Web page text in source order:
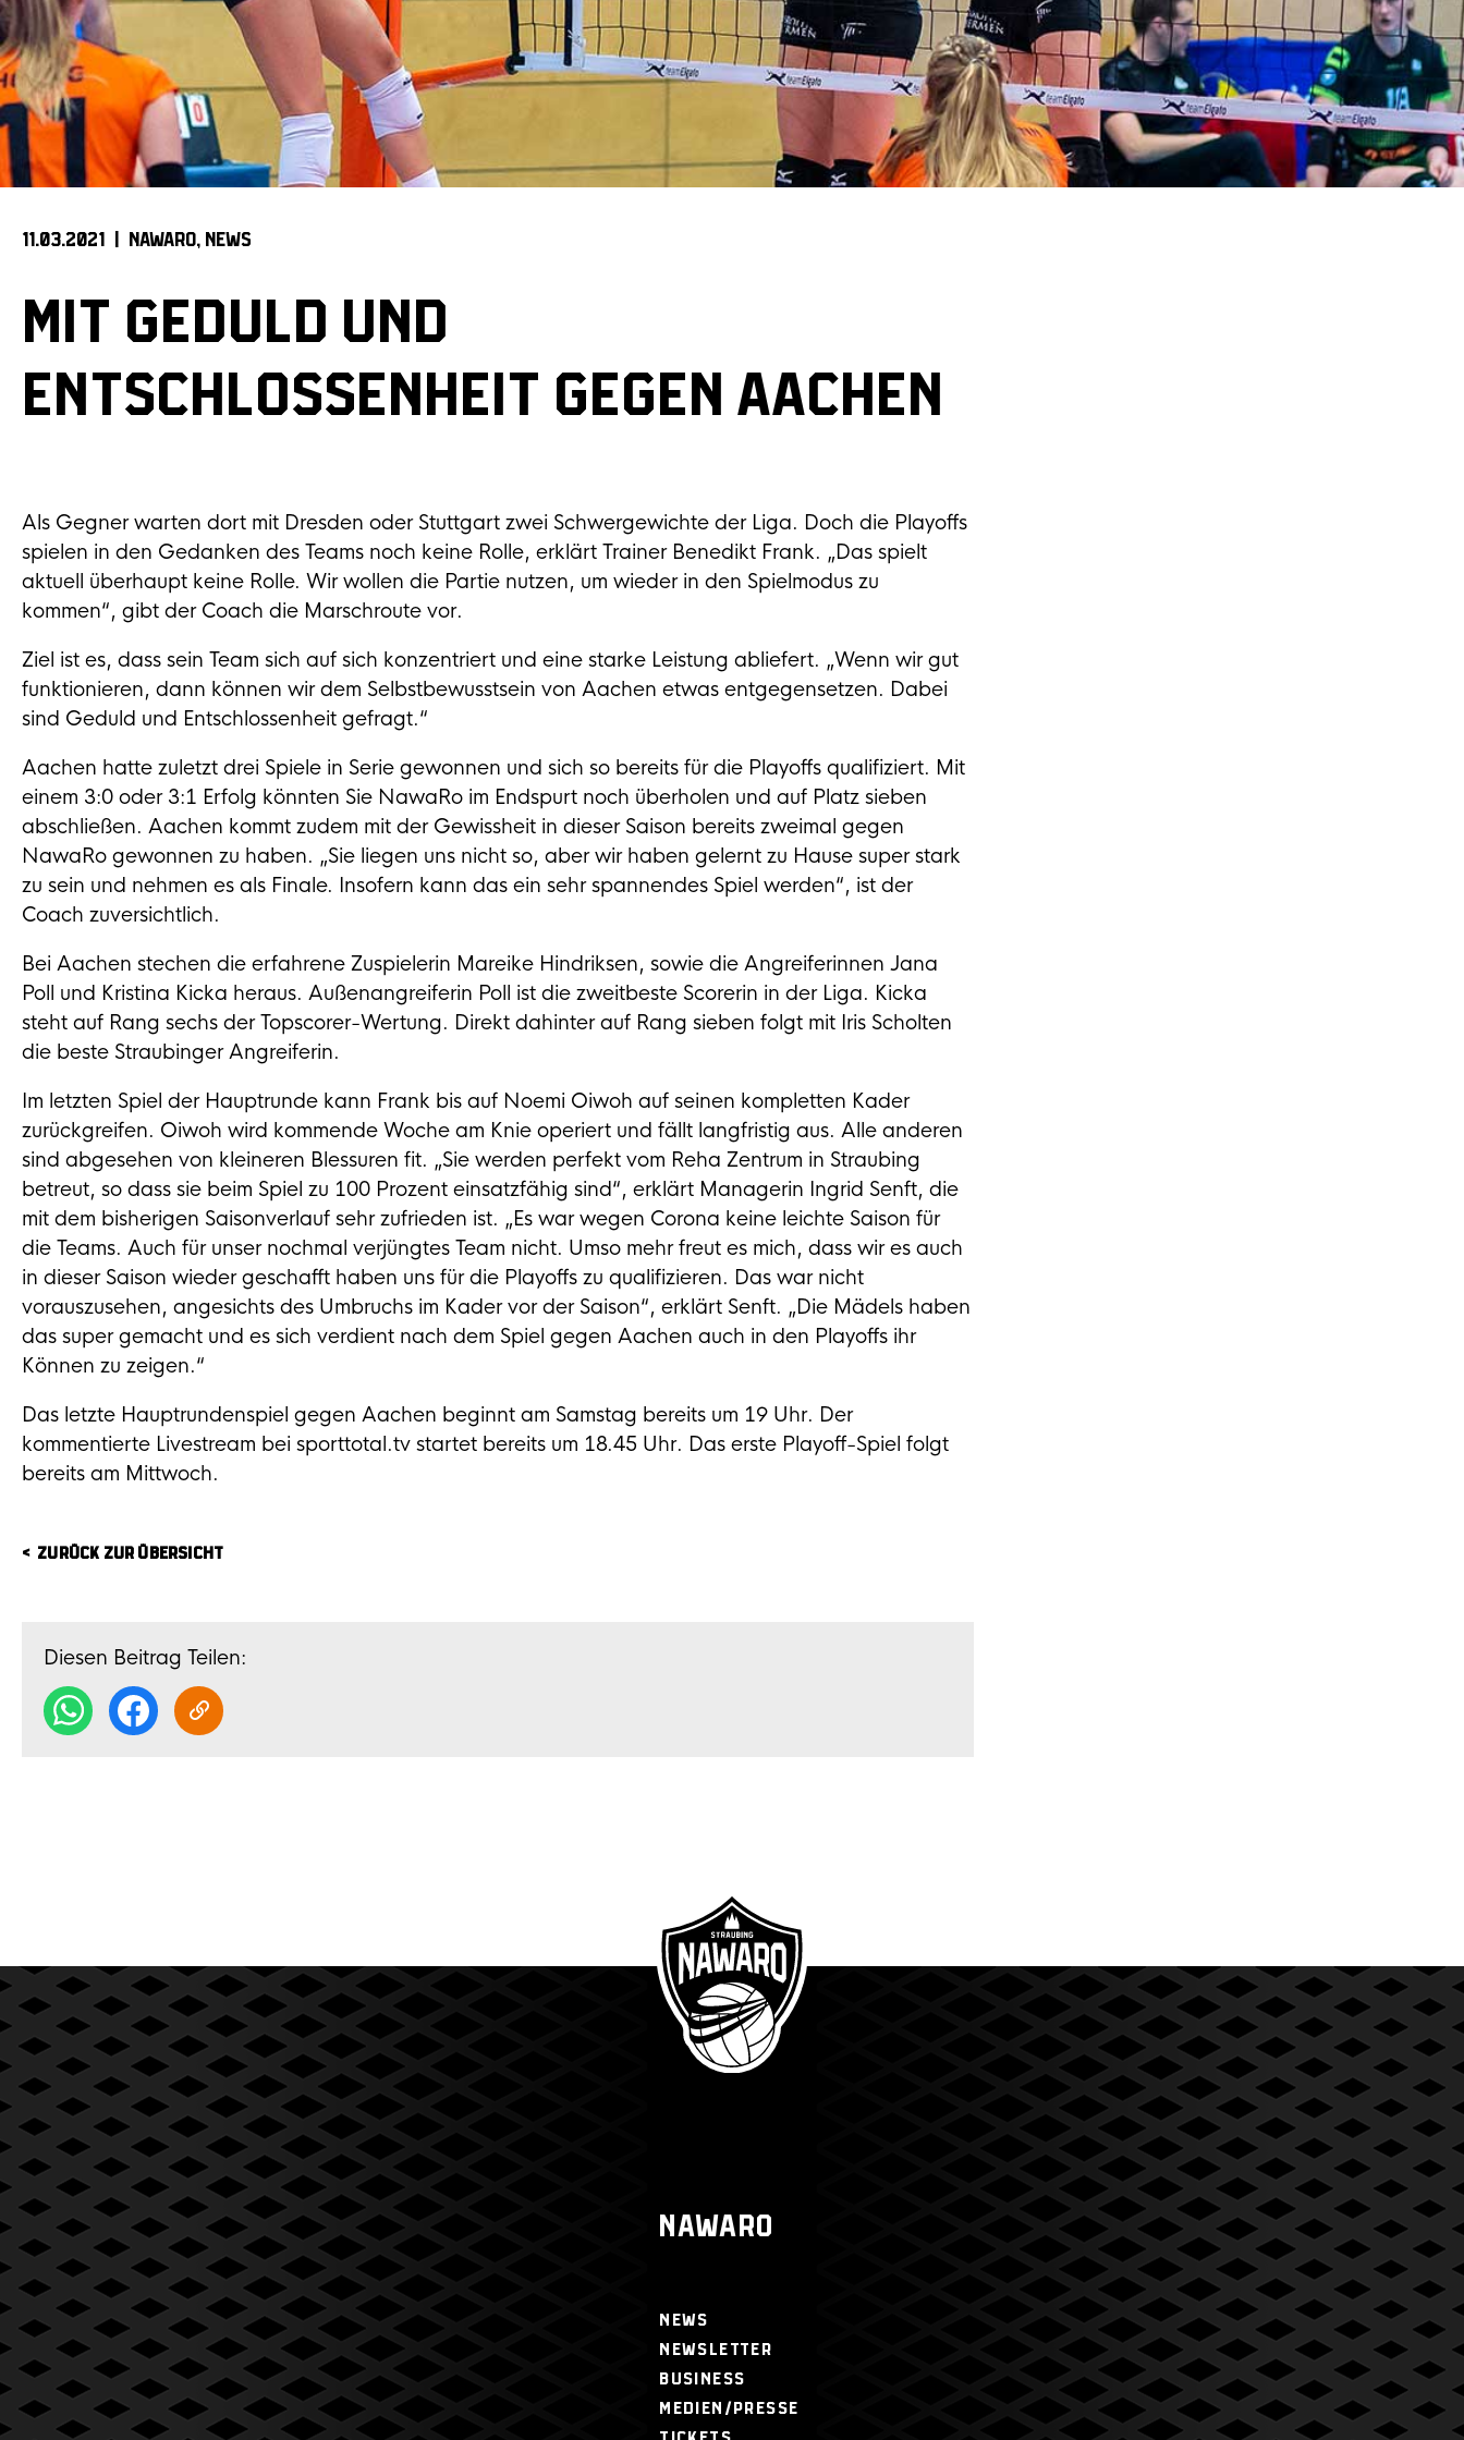
11.03.2021 | NAWARO NEWS
MIT GEDULD UND
ENTSCHLOSSENHEIT GEGEN AACHEN
Als Gegner warten dort mit Dresden oder Stuttgart zwei Schwergewichte der Liga. Doch die Playoffs
spielen in den Gedanken des Teams noch keine Rolle, erklärt Trainer Benedikt Frank. „Das spielt
aktuell überhaupt keine Rolle. Wir wollen die Partie nutzen, um wieder in den Spielmodus zu
kommen“, gibt der Coach die Marschroute vor.
Ziel ist es, dass sein Team sich auf sich konzentriert und eine starke Leistung abliefert. „Wenn wir gut
funktionieren, dann können wir dem Selbstbewusstsein von Aachen etwas entgegensetzen. Dabei
sind Geduld und Entschlossenheit gefragt.“
Aachen hatte zuletzt drei Spiele in Serie gewonnen und sich so bereits für die Playoffs qualifiziert. Mit
einem 3:0 oder 3:1 Erfolg könnten Sie NawaRo im Endspurt noch überholen und auf Platz sieben
abschließen. Aachen kommt zudem mit der Gewissheit in dieser Saison bereits zweimal gegen
NawaRo gewonnen zu haben. „Sie liegen uns nicht so, aber wir haben gelernt zu Hause super stark
zu sein und nehmen es als Finale. Insofern kann das ein sehr spannendes Spiel werden“, ist der
Coach zuversichtlich.
Bei Aachen stechen die erfahrene Zuspielerin Mareike Hindriksen, sowie die Angreiferinnen Jana
Poll und Kristina Kicka heraus. Außenangreiferin Poll ist die zweitbeste Scorerin in der Liga. Kicka
steht auf Rang sechs der Topscorer-Wertung. Direkt dahinter auf Rang sieben folgt mit Iris Scholten
die beste Straubinger Angreiferin.
Im letzten Spiel der Hauptrunde kann Frank bis auf Noemi Oiwoh auf seinen kompletten Kader
zurückgreifen. Oiwoh wird kommende Woche am Knie operiert und fällt langfristig aus. Alle anderen
sind abgesehen von kleineren Blessuren fit. „Sie werden perfekt vom Reha Zentrum in Straubing
betreut, so dass sie beim Spiel zu 100 Prozent einsatzfähig sind“, erklärt Managerin Ingrid Senft, die
mit dem bisherigen Saisonverlauf sehr zufrieden ist. „Es war wegen Corona keine leichte Saison für
die Teams. Auch für unser nochmal verjüngtes Team nicht. Umso mehr freut es mich, dass wir es auch
in dieser Saison wieder geschafft haben uns für die Playoffs zu qualifizieren. Das war nicht
vorauszusehen, angesichts des Umbruchs im Kader vor der Saison“, erklärt Senft. „Die Mädels haben
das super gemacht und es sich verdient nach dem Spiel gegen Aachen auch in den Playoffs ihr
Können zu zeigen.“
Das letzte Hauptrundenspiel gegen Aachen beginnt am Samstag bereits um 19 Uhr. Der
kommentierte Livestream bei sporttotal.tv startet bereits um 18.45 Uhr. Das erste Playoff-Spiel folgt
bereits am Mittwoch.
ZURÜCK ZUR ÜBERSICHT
Diesen Beitrag Teilen:
NAWARO
NEWS
NEWSLETTER
BUSINESS
MEDIEN/PRESSE